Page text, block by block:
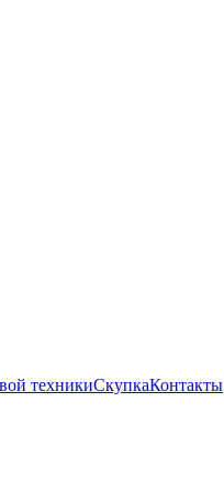
техникиСкупкаКонтакты